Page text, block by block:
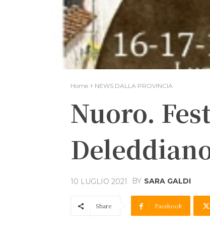
Home NEWS DALLA PROVINCIA
Nuoro.
10 LUGLIO 2021 BY SARA GALDI
Share Facebook